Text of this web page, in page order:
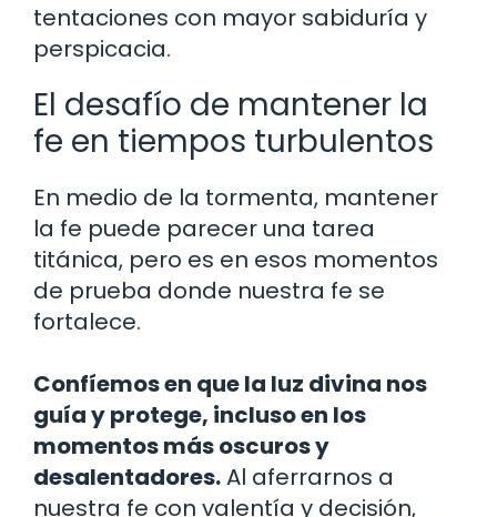
tentaciones con mayor sabiduría y
perspicacia.
El desafío de mantener la
fe en tiempos turbulentos
En medio de la tormenta, mantener
la fe puede parecer una tarea
titánica, pero es en esos momentos
de prueba donde nuestra fe se
fortalece.
Confíemos en que la luz divina nos
guía y protege, incluso en los
momentos más oscuros y
desalentadores.Al aferrarnos a
nuestra fe con valentía y decisión,